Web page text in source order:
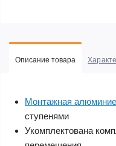
Описание товара
Монтажная
ступенями
Укомплектована